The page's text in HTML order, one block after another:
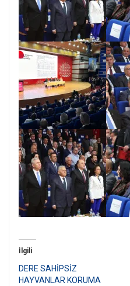
İlgili
DERE SAHİPSİZ
HAYVANLAR KORUMA